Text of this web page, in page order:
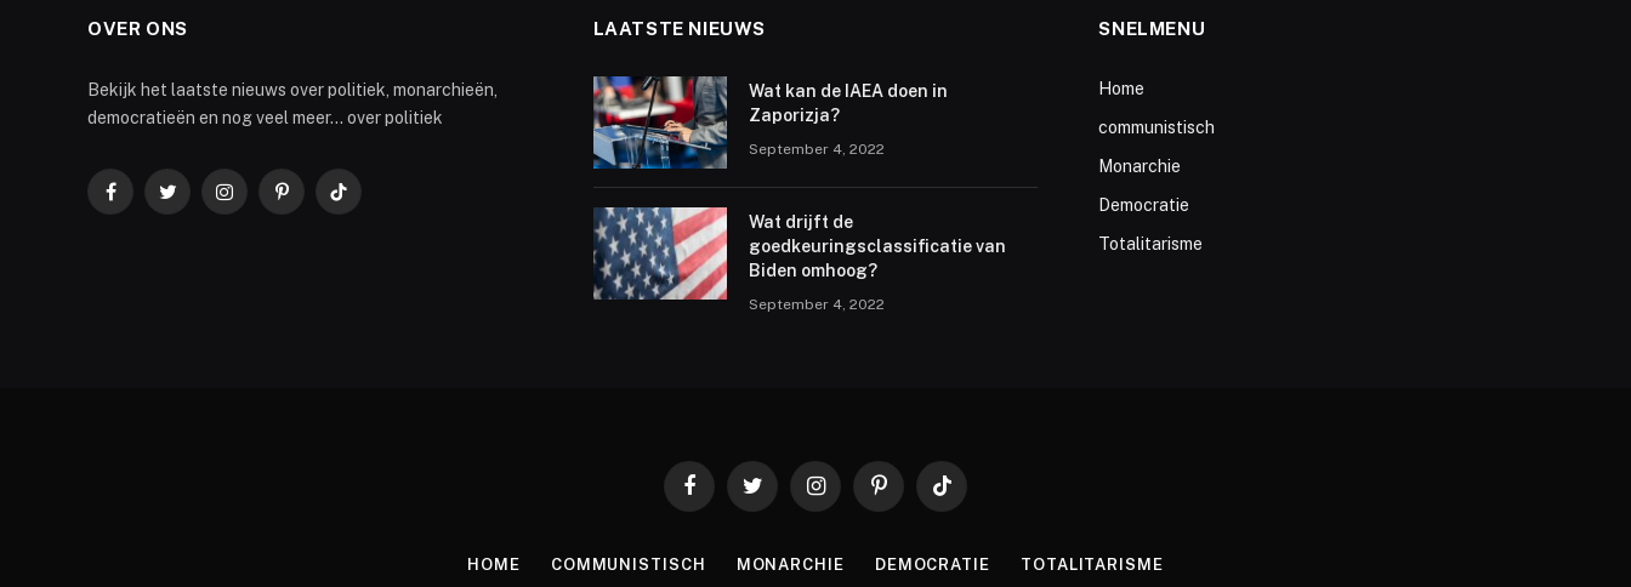
OVER ONS
Bekijk het laatste nieuws over politiek, monarchieën,
democratieën en nog veel meer... over politiek
FacebookTwitterInstagramPinterestTikTok
LAATSTE NIEUWS
Wat kan de IAEA doen in
Zaporizja?
September 4, 2022
Wat drijft de
goedkeuringsclassificatie van
Biden omhoog?
September 4, 2022
SNELMENU
Home
communistisch
Monarchie
Democratie
Totalitarisme
FacebookTwitter InstagramPinterestTikTok
HOME COMMUNISTISCH MONARCHIE DEMOCRATIE TOTALITARISME